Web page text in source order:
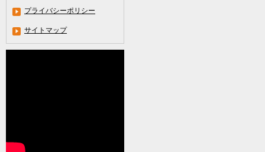
プライバシーポリシー
サイトマップ